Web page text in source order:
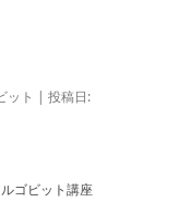
ット | 投稿日:
ゴビット講座